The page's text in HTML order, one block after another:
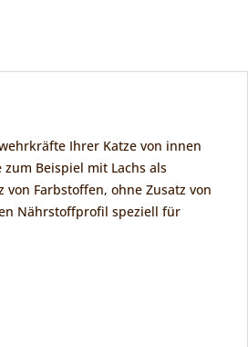
Ihrer Katze von innen
Beispiel mit Lachs als
von Farbstoffen, ohne Zusatz von
Nährstoffprofil speziell für